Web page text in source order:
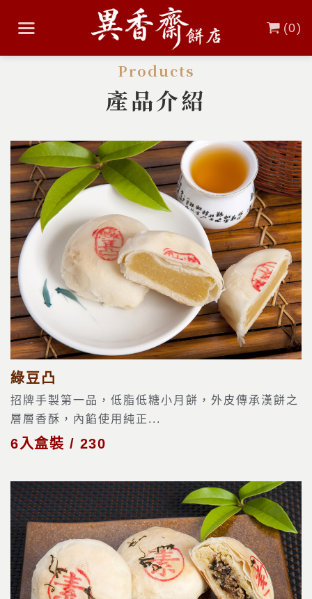
(0)
Products
產品介紹
綠豆凸
招牌手製第一品，低脂低糖小月餅，外皮傳承漢餅之
層層香酥，內餡使用純正...
6入盒裝 / 230